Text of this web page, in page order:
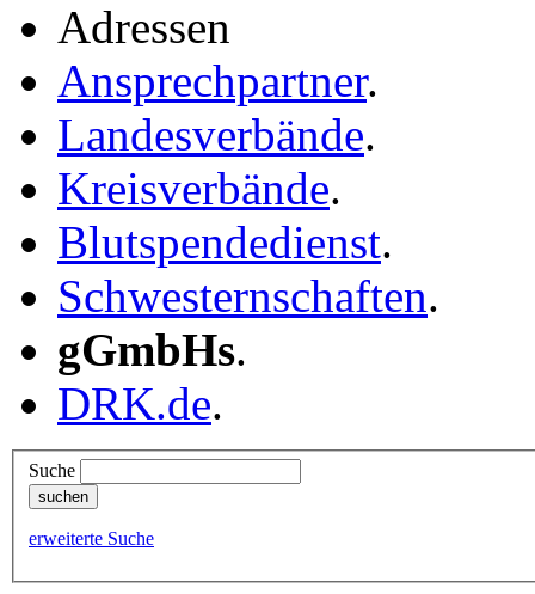
Adressen
Ansprechpartner.
Landesverbände.
Kreisverbände.
Blutspendedienst.
Schwesternschaften.
gGmbHs.
DRK.de.
Suche
erweiterte Suche